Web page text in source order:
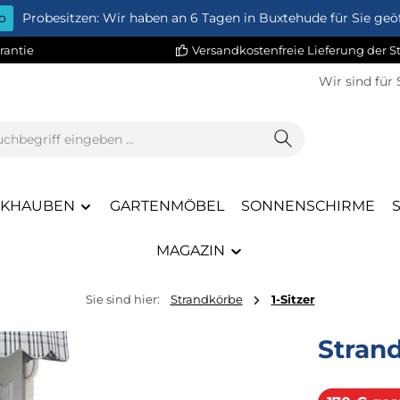
Probesitzen: Wir haben an 6 Tagen in Buxtehude für Sie
Versandkostenfreie Lieferung der
Wir sind für
GARTENMÖBEL SONNENSCHIRME
MAGAZIN
Sie sind hier: Strandkörbe 1-Sitzer